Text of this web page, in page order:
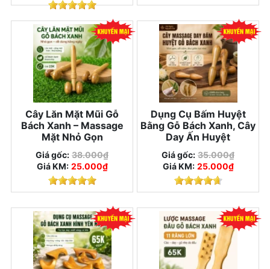
Cây Lăn Mặt Mũi Gỗ
Bách Xanh – Massage
Mặt Nhỏ Gọn
Giá gốc: 38.000₫
Giá KM: 25.000₫
Dụng Cụ Bấm Huyệt
Bằng Gỗ Bách Xanh, Cây
Day Ấn Huyệt
Giá gốc: 35.000₫
Giá KM: 25.000₫